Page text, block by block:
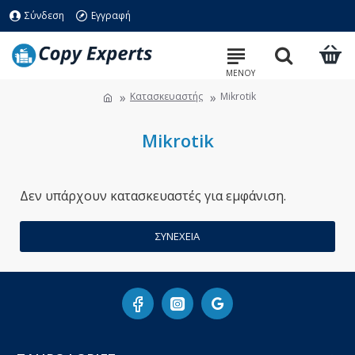
Σύνδεση Εγγραφή
Κατασκευαστής Mikrotik
Mikrotik
Δεν υπάρχουν κατασκευαστές για εμφάνιση.
ΣΥΝΈΧΕΙΑ